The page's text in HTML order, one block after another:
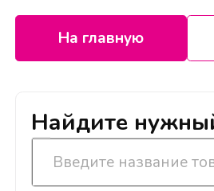
На главную
Найдите